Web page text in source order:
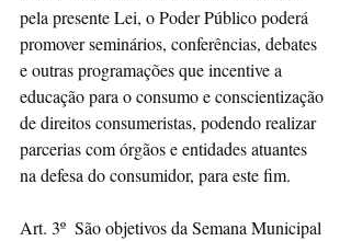
pela presente Lei, o Poder Público poderá
promover seminários, conferências, debates
e outras programações que incentive a
educação para o consumo e conscientização
de direitos consumeristas, podendo realizar
parcerias com órgãos e entidades atuantes
na defesa do consumidor, para este fim.
Art. 3º  São objetivos da Semana Municipal